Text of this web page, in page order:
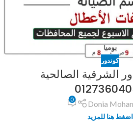
كوندور
الشرقية الصالحية
Donia
0
اضغط هنا للمزيد